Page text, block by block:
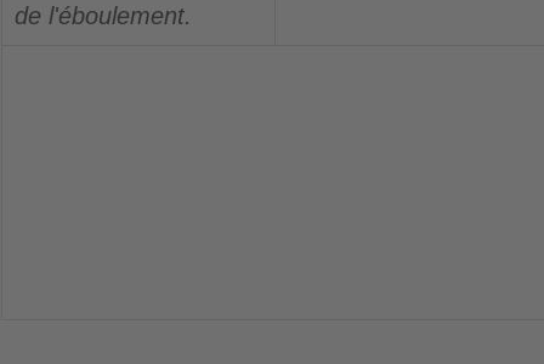
de l'éboulement.